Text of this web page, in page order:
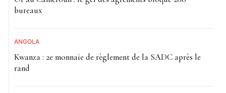
bureaux
ANGOLA
Kwanza : 2e monnaie de règlement de la SADC après le
rand